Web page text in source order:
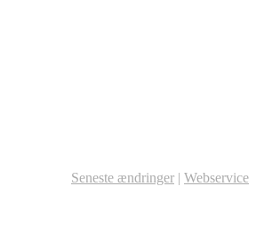
Seneste ændringer | Webservice